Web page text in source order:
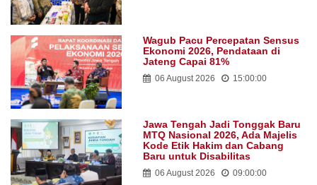
Wagub Pacu Percepatan Sensus
Ekonomi 2026, Pendataan di
Jateng Capai 81%
06 August 2026 15:00:00
Jawa Tengah Jadi Tonggak Baru
MTQ Nasional 2026, Ada Majelis
Kode Etik Hakim dan Cabang
Baru untuk Disabilitas
06 August 2026 09:00:00